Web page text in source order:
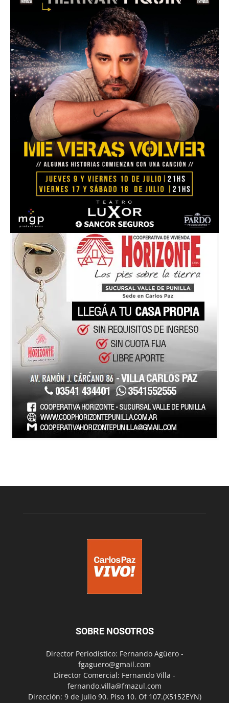
SOBRE NOSOTROS
Director Periodístico: Fernando Agüero -
fgaguero@gmail.com
Director Comercial: Fernando Villa -
fernando.villa@fmazul.com
Dirección: 9 de Julio 90. Piso 10. Of 107.(X5152EYN)